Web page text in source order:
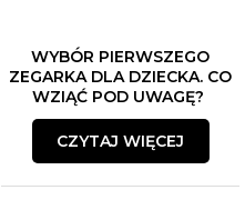
WYBÓR PIERWSZEGO
ZEGARKA DLA DZIECKA. CO
WZIĄĆ POD UWAGĘ?
CZYTAJ WIĘCEJ